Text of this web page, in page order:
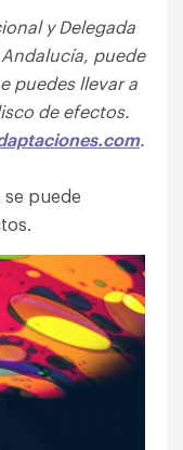
y Delegada
puede
puedes llevar a
de efectos.
.
se puede